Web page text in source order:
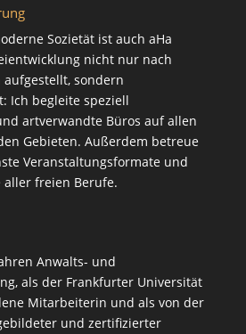
Sozietät ist auch aHa
nicht nur nach
sondern
Ich begleite speziell
artverwandte Büros auf allen
Gebieten. Außerdem betreue
Veranstaltungsformate und
aller freien Berufe.
Anwalts- und
als der Frankfurter Universität
Mitarbeiterin und als von der
und zertifizierter